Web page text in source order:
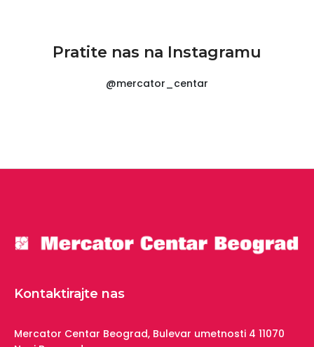
Pratite nas na Instagramu
@mercator_centar
Kontaktirajte nas
Mercator Centar Beograd, Bulevar umetnosti 4 11070